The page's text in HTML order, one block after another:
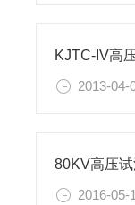
2013-04-
80KV高压试
2016-05-